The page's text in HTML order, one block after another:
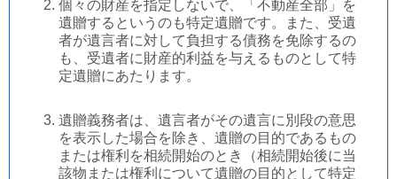
個々の財産を指定しないで、「不動産全部」を
遺贈するというのも特定遺贈です。また、受遺
者が遺言者に対して負担する債務を免除するの
も、受遺者に財産的利益を与えるものとして特
定遺贈にあたります。
遺贈義務者は、遺言者がその遺言に別段の意思
を表示した場合を除き、遺贈の目的であるもの
または権利を相続開始のとき（相続開始後に当
該物または権利について遺贈の目的として特定